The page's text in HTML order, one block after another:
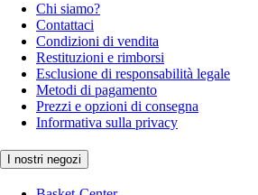
Chi siamo?
Contattaci
Condizioni di vendita
Restituzioni e rimborsi
Esclusione di responsabilità legale
Metodi di pagamento
Prezzi e opzioni di consegna
Informativa sulla privacy
I nostri negozi